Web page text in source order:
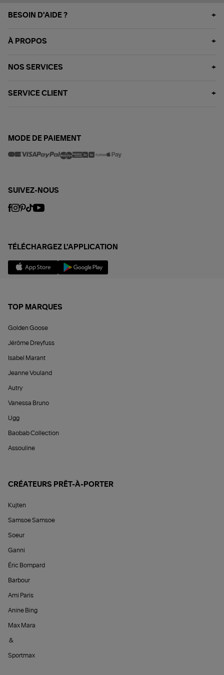
BESOIN D'AIDE ?
À PROPOS
NOS SERVICES
SERVICE CLIENT
MODE DE PAIEMENT
SUIVEZ-NOUS
TÉLÉCHARGEZ L'APPLICATION
TOP MARQUES
Golden Goose
Jérôme Dreyfuss
Isabel Marant
Jeanne Vouland
Autry
Vanessa Bruno
Ugg
Baobab Collection
Assouline
CRÉATEURS PRÊT-À-PORTER
Kujten
Samsoe Samsoe
Soeur
Ganni
Éric Bompard
Barbour
Ami Paris
Anine Bing
Max Mara
&
Sportmax